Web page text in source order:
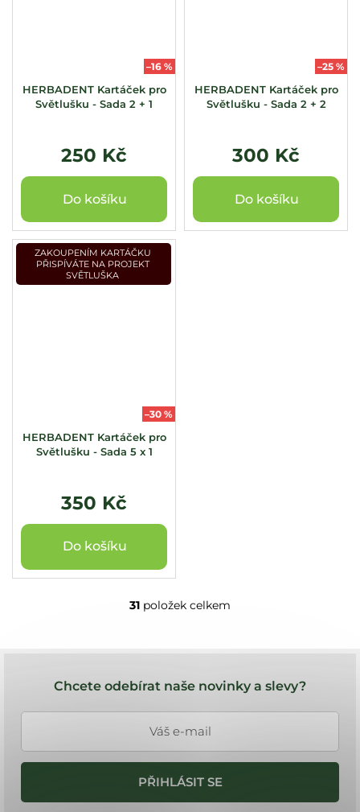
–16 %
HERBADENT Kartáček pro
Světlušku - Sada 2 + 1
250 Kč
Do košíku
–25 %
HERBADENT Kartáček pro
Světlušku - Sada 2 + 2
300 Kč
Do košíku
ZAKOUPENÍM KARTÁČKU
PŘISPÍVÁTE NA PROJEKT
SVĚTLUŠKA
–30 %
HERBADENT Kartáček pro
Světlušku - Sada 5 x 1
350 Kč
Do košíku
O
l
d
í
p
r
v
k
31 položek celkem
Chcete odebírat naše novinky a slevy?
PŘIHLÁSIT SE